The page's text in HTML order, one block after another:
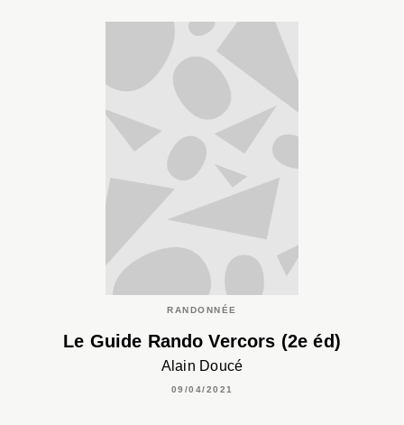
RANDONNÉE
Le Guide Rando Vercors (2e éd)
Alain Doucé
09/04/2021